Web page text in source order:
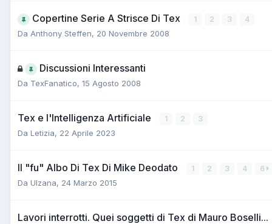
Copertine Serie A Strisce Di Tex 1 2 3 4
Da Anthony Steffen, 20 Novembre 2008
Discussioni Interessanti
Da TexFanatico, 15 Agosto 2008
Tex e l'Intelligenza Artificiale 1 2 3
Da Letizia, 22 Aprile 2023
Il "fu" Albo Di Tex Di Mike Deodato 1 2 3 4 6
Da Ulzana, 24 Marzo 2015
Lavori interrotti. Quei soggetti di Tex di Mauro Boselli...